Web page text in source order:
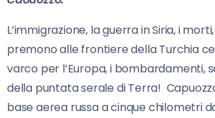
L’immigrazione, la guerra in Siria, i
premono alle frontiere della Turchia
varco per l’Europa, i bombardamenti,
della puntata serale di Terra!
base aerea russa a cinque chilometri